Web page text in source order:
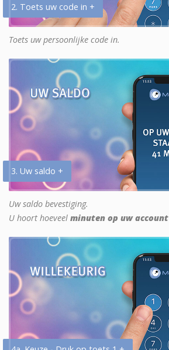
2. Toets uw code in +
Toets uw persoonlijke code in.
3. Uw saldo +
Uw saldo bevestiging.
U hoort hoeveel minuten op uw account